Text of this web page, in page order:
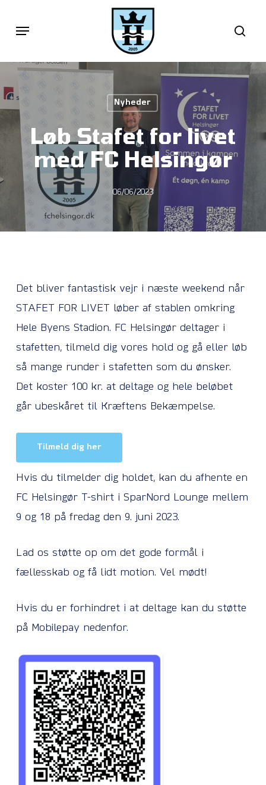
content
Menu
Nyheder
Løb Stafet for livet
med FC Helsingør
06/06/2023
Det bliver fantastisk vejr i næste weekend når
STAFET FOR LIVET løber af stablen omkring
Hele Byens Stadion. FC Helsingør deltager i
stafetten, tilmeld dig vores hold og gå eller løb
så mange runder i stafetten som du ønsker.
Det koster 100 kr. at deltage og hele beløbet
går ubeskåret til Kræftens Bekæmpelse.
Tilmeld dig her
Hvis du tilmelder dig holdet, kan du afhente en
FC Helsingør T-shirt i SparNord Lounge mellem
9 og 18 på fredag den 9. juni 2023.
Lad os støtte op om det gode formål i
fællesskab og få lidt motion. Vel mødt!
Hvis du er forhindret i at deltage kan du støtte
på Mobilepay nedenfor.